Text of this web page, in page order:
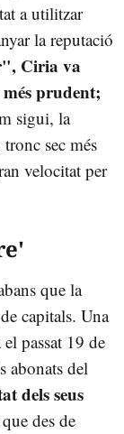
a utilitzar
la reputació
Ciria va
prudent;
sigui, la
sec més
velocitat per
que la
capitals. Una
el passat 19 de
abonats del
dels seus
des de